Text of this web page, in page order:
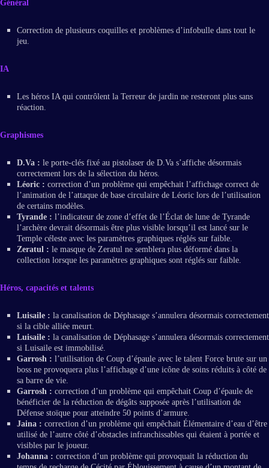
Général
Correction de plusieurs coquilles et problèmes d’infobulle dans tout le
jeu.
IA
Les héros IA qui contrôlent la Terreur de jardin ne resteront plus sans
réaction.
Graphismes
D.Va : le porte-clés fixé au pistolaser de D.Va s’affiche désormais
correctement lors de la sélection du héros.
Léoric : correction d’un problème qui empêchait l’affichage correct de
l’animation de l’attaque de base circulaire de Léoric lors de l’utilisation
de certains modèles.
Tyrande : l’indicateur de zone d’effet de l’Éclat de lune de Tyrande
l’archère devrait désormais être plus visible lorsqu’il est lancé sur le
Temple céleste avec les paramètres graphiques réglés sur faible.
Zeratul : le masque de Zeratul ne semblera plus déformé dans la
collection lorsque les paramètres graphiques sont réglés sur faible.
Héros, capacités et talents
Luisaile : la canalisation de Déphasage s’annulera désormais correctement
si la cible alliée meurt.
Luisaile : la canalisation de Déphasage s’annulera désormais correctement
si Luisaile est immobilisé.
Garrosh : l’utilisation de Coup d’épaule avec le talent Force brute sur un
boss ne provoquera plus l’affichage d’une icône de soins réduits à côté de
sa barre de vie.
Garrosh : correction d’un problème qui empêchait Coup d’épaule de
bénéficier de la réduction de dégâts supposée après l’utilisation de
Défense stoïque pour atteindre 50 points d’armure.
Jaina : correction d’un problème qui empêchait Élémentaire d’eau d’être
utilisé de l’autre côté d’obstacles infranchissables qui étaient à portée et
visibles par le joueur.
Johanna : correction d’un problème qui provoquait la réduction du